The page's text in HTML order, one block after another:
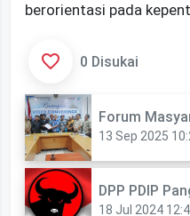
berorientasi pada
0 Disukai
13 Sep 2025
DPP PDIP
18 Jul 2024